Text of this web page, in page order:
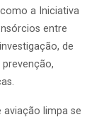
a Iniciativa
entre
de
aviação limpa se